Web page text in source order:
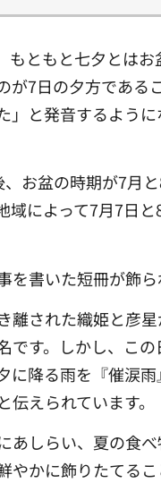
もともと七夕とは
が7日の夕方である
」と発音するよう
お盆の時期が7月
域によって7月7日
書いた短冊が飾ら
離された織姫と彦
です。しかし、こ
に降る雨を『催涙
えられています。
あしらい、夏の食
やかに飾りたてる